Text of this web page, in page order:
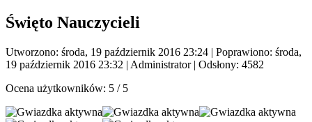
Święto Nauczycieli
Utworzono: środa, 19 październik 2016 23:24 | Poprawiono: środa,
19 październik 2016 23:32 | Administrator| Odsłony: 4582
Ocena użytkowników: 5 / 5